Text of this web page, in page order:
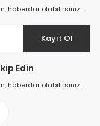
haberdar olabilirsiniz.
Kayıt Ol
Edin
haberdar olabilirsiniz.